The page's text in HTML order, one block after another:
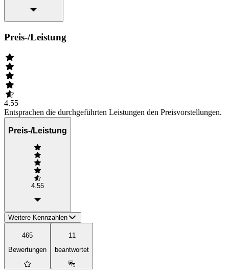
Preis-/Leistung
4.55
Entsprachen die durchgeführten Leistungen den Preisvorstellungen.
Preis-/Leistung
4.55
Weitere Kennzahlen
465
Bewertungen
11
beantwortet